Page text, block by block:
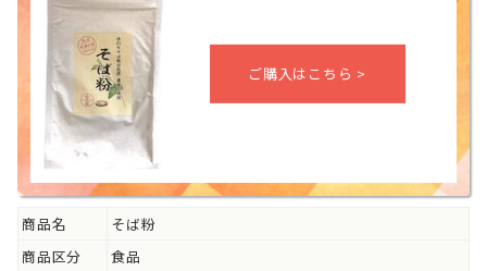
商品名
そば粉
商品区分
食品